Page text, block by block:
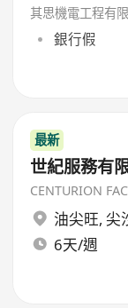
其思機電工程有
銀行假
最新
世紀服務有
CENTURION
油尖旺, 尖
6天/週